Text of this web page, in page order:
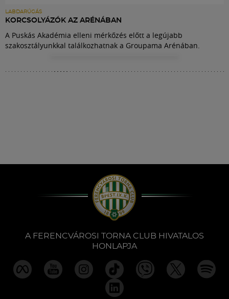
LABDARÚGÁS
KORCSOLYÁZÓK AZ ARÉNÁBAN
A Puskás Akadémia elleni mérkőzés előtt a legújabb
szakosztályunkkal találkozhatnak a Groupama Arénában.
A FERENCVÁROSI TORNA CLUB HIVATALOS
HONLAPJA
Közösség
Múzeum